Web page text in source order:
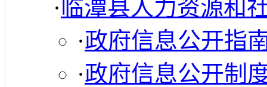
·临潭县人力资源和
·政府信息公开指
·政府信息公开制